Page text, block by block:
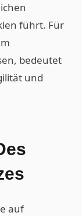
führt. Für
bedeutet
und
auf